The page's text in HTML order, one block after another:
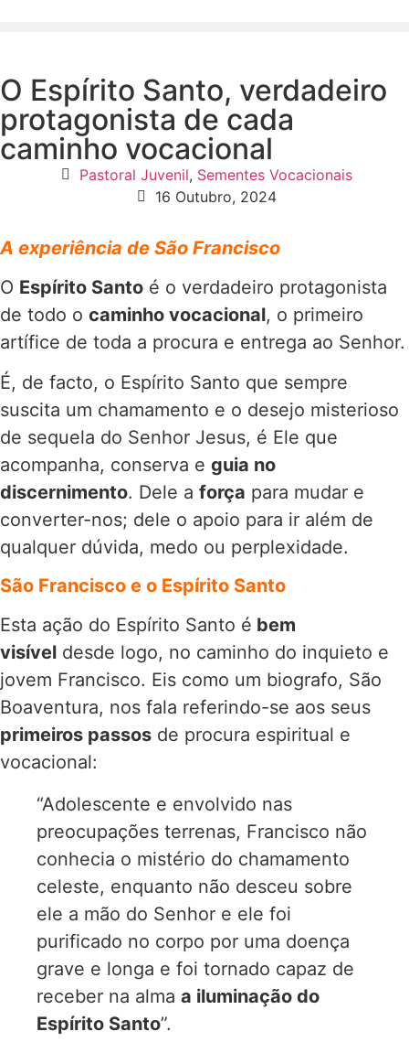
O Espírito Santo, verdadeiro
protagonista de cada
caminho vocacional
Pastoral Juvenil, Sementes Vocacionais
16 Outubro, 2024
A experiência de São Francisco
O Espírito Santo é o verdadeiro protagonista
de todo o caminho vocacional, o primeiro
artífice de toda a procura e entrega ao Senhor.
É, de facto, o Espírito Santo que sempre
suscita um chamamento e o desejo misterioso
de sequela do Senhor Jesus, é Ele que
acompanha, conserva e guia no
discernimento. Dele a força para mudar e
converter-nos; dele o apoio para ir além de
qualquer dúvida, medo ou perplexidade.
São Francisco e o Espírito Santo
Esta ação do Espírito Santo é bem
visível desde logo, no caminho do inquieto e
jovem Francisco. Eis como um biografo, São
Boaventura, nos fala referindo-se aos seus
primeiros passos de procura espiritual e
vocacional:
“Adolescente e envolvido nas
preocupações terrenas, Francisco não
conhecia o mistério do chamamento
celeste, enquanto não desceu sobre
ele a mão do Senhor e ele foi
purificado no corpo por uma doença
grave e longa e foi tornado capaz de
receber na alma a iluminação do
Espírito Santo”.